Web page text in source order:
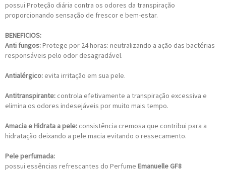
possui Proteção diária contra os odores da transpiração
proporcionando sensação de frescor e bem-estar.
BENEFICIOS:
Anti fungos:Protege por 24 horas: neutralizando a ação das bactérias
responsáveis pelo odor desagradável.
Antialérgico: evita irritação em sua pele.
Antitranspirante: controla efetivamente a transpiração excessiva e
elimina os odores indesejáveis por muito mais tempo.
Amacia e Hidrata a pele: consistência cremosa que contribui para a
hidratação deixando a pele macia evitando o ressecamento.
Pele perfumada:
possui essências refrescantes do Perfume Emanuelle GF8